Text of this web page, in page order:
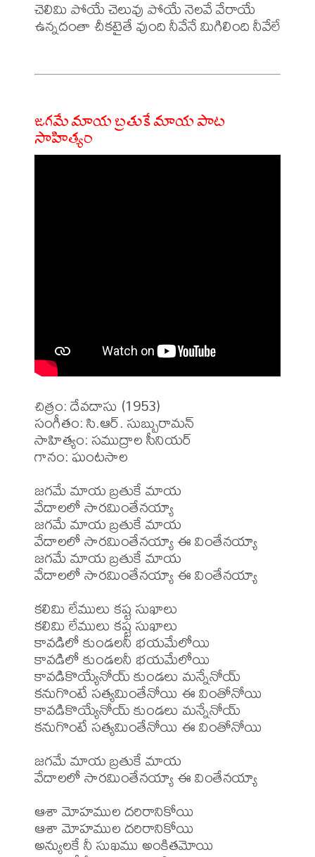
చెలిమి పోయే చెలువు పోయే నెలవే వేరాయే
ఉన్నదంతా చీకటైతే వుంది నీవేనే మిగిలింది నీవేలే
జగమే మాయ బ్రతుకే మాయ పాట
సాహిత్యం
చిత్రం: దేవదాసు (1953)
సంగీతం: సి.ఆర్. సుబ్బురామన్
సాహిత్యం: సముద్రాల సీనియర్
గానం: ఘంటసాల
జగమే మాయ బ్రతుకే మాయ
వేదాలలో సారమింతేనయ్యా
జగమే మాయ బ్రతుకే మాయ
వేదాలలో సారమింతేనయ్యా ఈ వింతేనయ్యా
జగమే మాయ బ్రతుకే మాయ
వేదాలలో సారమింతేనయ్యా ఈ వింతేనయ్యా
కలిమి లేములు కష్ట సుఖాలు
కలిమి లేములు కష్ట సుఖాలు
కావడిలో కుండలనీ భయమేలోయి
కావడిలో కుండలనీ భయమేలోయి
కావడికొయ్యేనోయ్ కుండలు మన్నేనోయ్
కనుగొంటే సత్యమింతేనోయి ఈ వింతోనోయి
కావడికొయ్యేనోయ్ కుండలు మన్నేనోయ్
కనుగొంటే సత్యమింతేనోయి ఈ వింతోనోయి
జగమే మాయ బ్రతుకే మాయ
వేదాలలో సారమింతేనయ్యా ఈ వింతేనయ్యా
ఆశా మోహముల దరిరానికోయి
ఆశా మోహముల దరిరానికోయి
అన్యులకే నీ సుఖము అంకితమోయి